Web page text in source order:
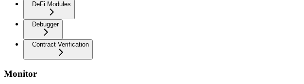
DeFi Modules
Debugger
Contract Verification
Monitor